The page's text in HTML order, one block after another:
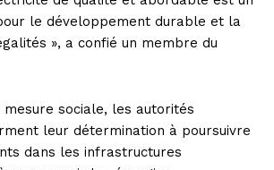
le développement durable et la
», a confié un membre du
sociale, les autorités
leur détermination à poursuivre
dans les infrastructures